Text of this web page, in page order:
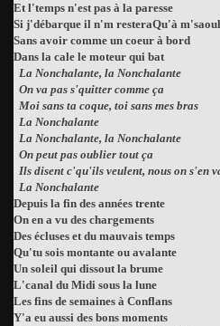
Et l'temps n'est pas à la paresse
Si j'débarque il n'm resteraQu'à
Sans avoir comme un coeur à bord
Dans la cale le moteur qui bat
La Nonchalante, la Nonchalante
On va pas s'quitter comme ça
Moi sans ta coque, toi sans mes bras
La Nonchalante
La Nonchalante, la Nonchalante
On peut pas oublier tout ça
Ils disent c'qu'ils veulent, nous on s'en
La Nonchalante
Depuis la fin des années trente
On en a vu des chargements
Des écluses et du mauvais temps
Qu'tu sois montante ou avalante
Un soleil qui dissout la brume
L'canal du Midi sous la lune
Les fins de semaines à Conflans
Y'a eu aussi des bons moments